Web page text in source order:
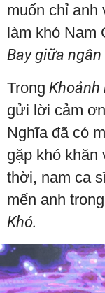
muốn chỉ anh
làm khó Nam
Bay giữa ngân
Trong Khoảnh
gửi lời cảm
Nghĩa đã có
gặp khó khăn
thời, nam ca
mến anh
Khó.